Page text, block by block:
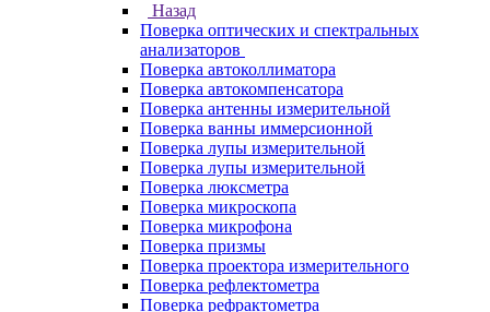
Назад
Поверка оптических и спектральных
анализаторов
Поверка автоколлиматора
Поверка автокомпенсатора
Поверка антенны измерительной
Поверка ванны иммерсионной
Поверка лупы измерительной
Поверка лупы измерительной
Поверка люксметра
Поверка микроскопа
Поверка микрофона
Поверка призмы
Поверка проектора измерительного
Поверка рефлектометра
Поверка рефрактометра